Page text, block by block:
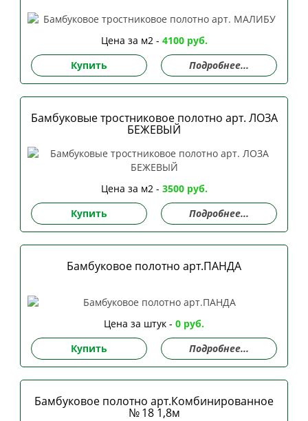
Цена за м2 - 4100 руб.
Купить
Подробнее...
Бамбуковые тростниковое полотно арт. ЛОЗА
БЕЖЕВЫЙ
Цена за м2 - 3500 руб.
Купить
Подробнее...
Бамбуковое полотно арт.ПАНДА
Цена за штук - 0 руб.
Купить
Подробнее...
Бамбуковое полотно арт.Комбинированное
№ 18 1,8м